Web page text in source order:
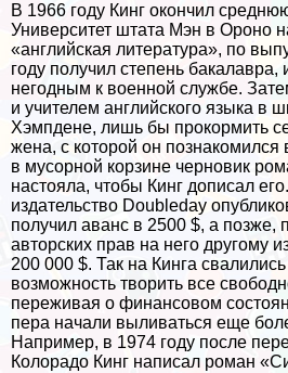
В 1966 году Кинг окончил
Университет штата Мэн в Ороно
«английская литература», по
году получил степень бакалавра,
негодным к военной службе.
и учителем английского языка в
Хэмпдене, лишь бы прокормить
жена, с которой он познакомился
в мусорной корзине черновик
настояла, чтобы Кинг дописал
издательство Doubleday
получил аванс в 2500 $, а позже,
авторских прав на него другому
200 000 $. Так на Кинга свалились
возможность творить все
переживая о финансовом
пера начали выливаться еще
Например, в 1974 году после
Колорадо Кинг написал роман